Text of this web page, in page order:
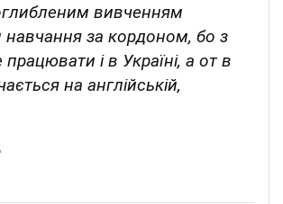
вивченням
навчання за кордоном, бо з
і в Україні, а от в
на англійській,